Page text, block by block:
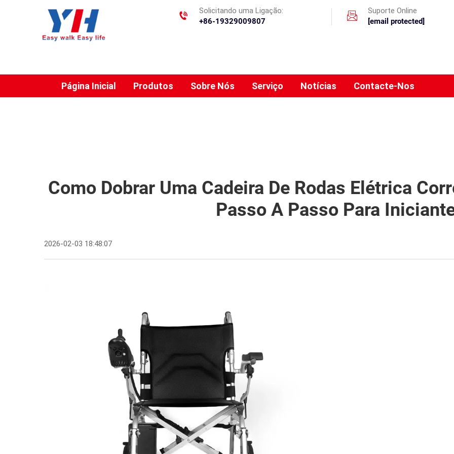
Solicitando uma Ligação:
+86-19329009807
Suporte Online
[email protected]
Página Inicial Produtos Sobre Nós Serviço Notícias Contacte-Nos
Como Dobrar Uma Cadeira De Rodas Elétrica
Passo A Passo Para
2026-02-03 18:48:07